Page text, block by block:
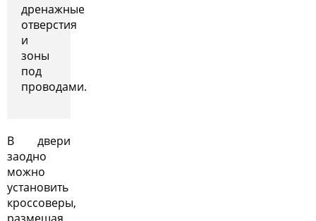
дренажные
отверстия
и
зоны
под
проводами.
В двери
заодно
можно
установить
кроссоверы,